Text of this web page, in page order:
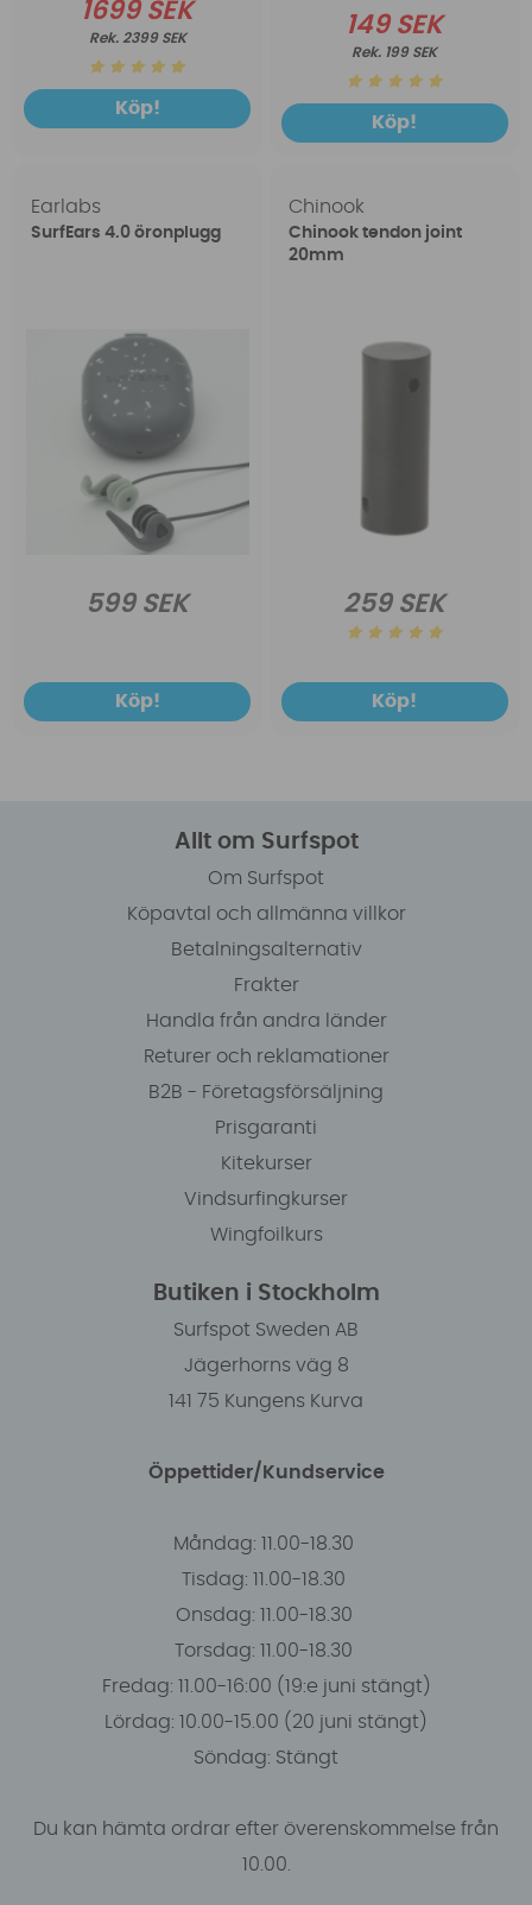
1699 SEK
2399 SEK
Köp!
149 SEK
199 SEK
Köp!
Earlabs
SurfEars 4.0 öronplugg
599 SEK
Köp!
Chinook
Chinook tendon joint
20mm
259 SEK
Köp!
Allt om Surfspot
Om Surfspot
Köpavtal och allmänna villkor
Betalningsalternativ
Frakter
Handla från andra länder
Returer och reklamationer
B2B - Företagsförsäljning
Prisgaranti
Kitekurser
Vindsurfingkurser
Wingfoilkurs
Butiken i Stockholm
Surfspot Sweden AB
Jägerhorns väg 8
141 75 Kungens Kurva
Öppettider/Kundservice
Måndag: 11.00-18.30
Tisdag: 11.00-18.30
Onsdag: 11.00-18.30
Torsdag: 11.00-18.30
Fredag: 11.00-16:00 (19:e juni stängt)
Lördag: 10.00-15.00 (20 juni stängt)
Söndag: Stängt
Du kan hämta ordrar efter överenskommelse från
10.00.